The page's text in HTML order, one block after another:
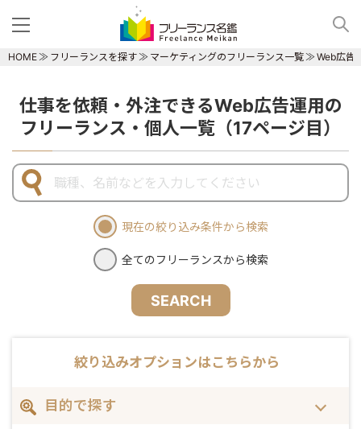
HOME フリーランスを探す マーケティングのフリーランス一覧 Web広告
仕事を依頼・外注できるWeb広告運用の
フリーランス・個人一覧（17ページ目）
現在の絞り込み条件から検索
全てのフリーランスから検索
SEARCH
絞り込みオプションはこちらから
目的で探す